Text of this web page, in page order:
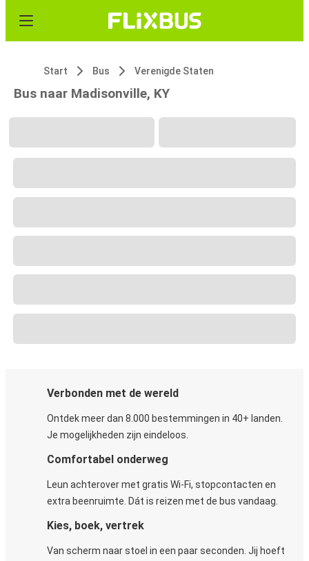
Start Bus Verenigde Staten
Bus naar Madisonville, KY
Verbonden met de wereld
Ontdek meer dan 8.000 bestemmingen in 40+ landen.
Je mogelijkheden zijn eindeloos.
Comfortabel onderweg
Leun achterover met gratis Wi-Fi, stopcontacten en
extra beenruimte. Dát is reizen met de bus vandaag.
Kies, boek, vertrek
Van scherm naar stoel in een paar seconden. Jij hoeft